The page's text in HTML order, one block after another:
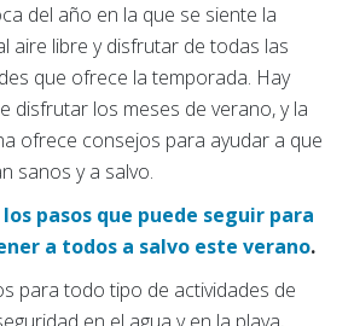
del año en la que se siente la
aire libre y disfrutar de todas las
que ofrece la temporada. Hay
disfrutar los meses de verano, y la
ofrece consejos para ayudar a que
sanos y a salvo.
pasos que puede seguir para
a todos a salvo este verano.
para todo tipo de actividades de